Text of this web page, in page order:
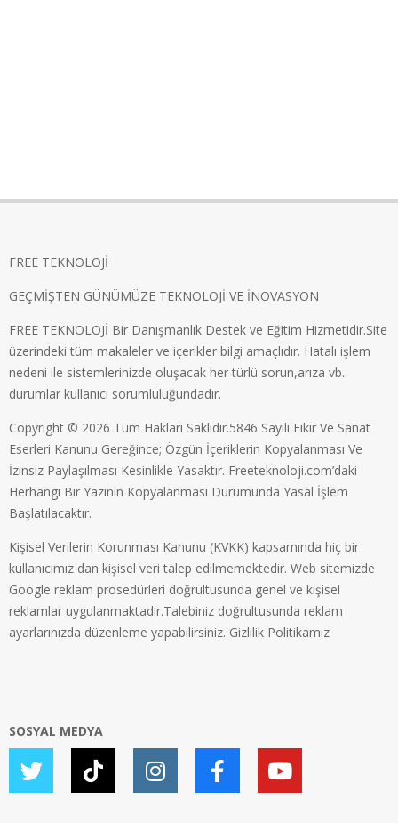
FREE TEKNOLOJİ
GEÇMİŞTEN GÜNÜMÜZE TEKNOLOJİ VE İNOVASYON
FREE TEKNOLOJİ Bir Danışmanlık Destek ve Eğitim Hizmetidir.Site
üzerindeki tüm makaleler ve içerikler bilgi amaçlıdır. Hatalı işlem
nedeni ile sistemlerinizde oluşacak her türlü sorun,arıza vb..
durumlar kullanıcı sorumluluğundadır.
Copyright © 2026 Tüm Hakları Saklıdır.5846 Sayılı Fikir Ve Sanat
Eserleri Kanunu Gereğince; Özgün İçeriklerin Kopyalanması Ve
İzinsiz Paylaşılması Kesinlikle Yasaktır. Freeteknoloji.com’daki
Herhangi Bir Yazının Kopyalanması Durumunda Yasal İşlem
Başlatılacaktır.
Kişisel Verilerin Korunması Kanunu (KVKK) kapsamında hiç bir
kullanıcımız dan kişisel veri talep edilmemektedir. Web sitemizde
Google reklam prosedürleri doğrultusunda genel ve kişisel
reklamlar uygulanmaktadır.Talebiniz doğrultusunda reklam
ayarlarınızda düzenleme yapabilirsiniz. Gizlilik Politikamız
SOSYAL MEDYA